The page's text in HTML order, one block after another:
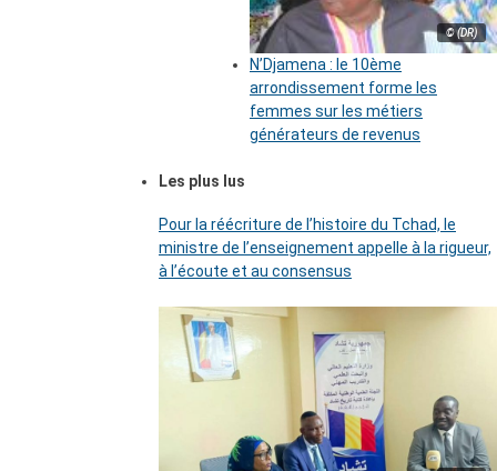
© (DR)
N’Djamena : le 10ème
arrondissement forme les
femmes sur les métiers
générateurs de revenus
Les plus lus
Pour la réécriture de l’histoire du Tchad, le
ministre de l’enseignement appelle à la rigueur,
à l’écoute et au consensus